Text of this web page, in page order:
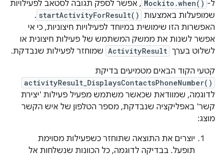
ל- Mockito.when() , אפשר לספק תגובה לסטאב לפעילויות
שמופעלות באמצעות startActivityForResult()
.
האפשרות הזו שימושית במיוחד לפעילויות חיצוניות, כי אי
אפשר לשנות את ממשק המשתמש של פעילות חיצונית או
לשלוט בערך ActivityResult שמוחזר לפעילות שנבדקת.
קטעי הקוד הבאים מטמיעים בדיקת
activityResult_DisplaysContactsPhoneNumber()
לדוגמה, שמוודאת שכאשר משתמש מפעיל פעילות 'יצירת
קשר' באפליקציה שנבדקת, מספר הטלפון של איש הקשר
מוצג:
יוצרים את התוצאה שתוחזר כשפעילות מסוימת
תופעל. בבדיקה לדוגמה, כל הכוונות שנשלחות אל